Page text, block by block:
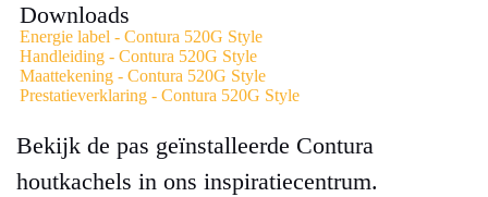
Downloads
Energie label - Contura 520G Style
Handleiding - Contura 520G Style
Maattekening - Contura 520G Style
Prestatieverklaring - Contura 520G Style
Bekijk de pas geïnstalleerde Contura
houtkachels in ons inspiratiecentrum.